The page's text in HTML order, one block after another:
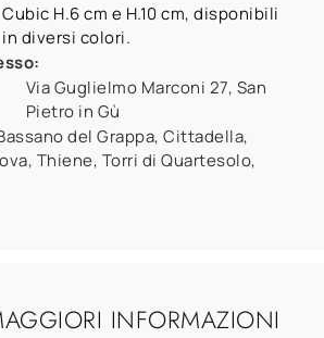
Cubic H.6 cm e H.10 cm, disponibili
in diversi colori.
Via Guglielmo Marconi 27, San
Pietro in Gù
del Grappa, Cittadella,
Thiene, Torri di Quartesolo,
INFORMAZIONI